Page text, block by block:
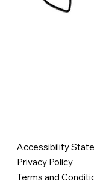
Accessibility
Privacy Policy
Terms and